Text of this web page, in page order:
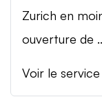
Zurich en
ouverture de
Voir le